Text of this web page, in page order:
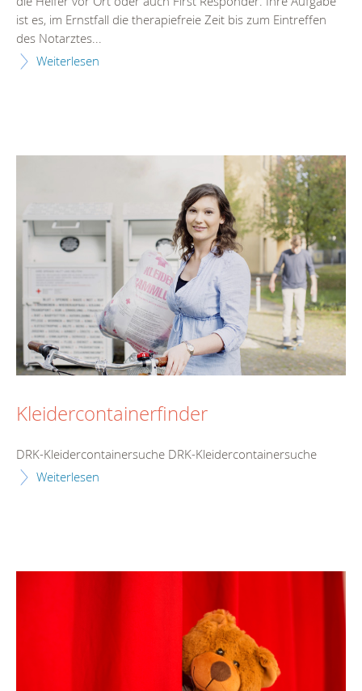
ist es, im Ernstfall die therapiefreie Zeit bis zum Eintreffen
des Notarztes...
Weiterlesen
Kleidercontainerfinder
DRK-Kleidercontainersuche DRK-Kleidercontainersuche
Weiterlesen